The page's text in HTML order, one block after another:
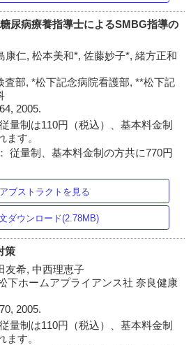
尿病療養指導士によるSMBG指導の
康仁, 松本美和*, 佐藤妙子*, 緒方正和
査部, *松下記念病院看護部, **松下記
2005.
量制は110円（税込）、基本料金制
ます。
従量制、基本料金制の方共に770円
アブストラクトを見る
ダウンロード(2.78MB)
策
友希, 中西理恵子
下ホームアプライアンス社 奈良健康
2005.
量制は110円（税込）、基本料金制
ます。